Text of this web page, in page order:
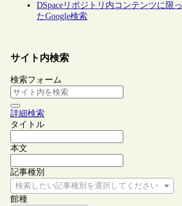
DSpaceリポジトリ内コンテンツに限っ
たGoogle検索
サイト内検索
検索フォーム
詳細検索
タイトル
本文
記事種別
検索したい記事種別を選択してください
館種